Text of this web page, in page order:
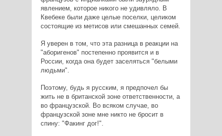
явлением, которое никого не удивляло. В
Квебеке были даже целые поселки, целиком
состоящие из метисов или смешанных семей.
Я уверен в том, что эта разница в реакции на
"аборигенов" постепенно проявится и в
России, когда она будет заселяться "белыми
людьми".
Поэтому, будь я русским, я предпочел бы
жить не в британской зоне ответственности, а
во французской. Во всяком случае, во
французской зоне мне никто не бросит в
спину: "Факинг дог!".